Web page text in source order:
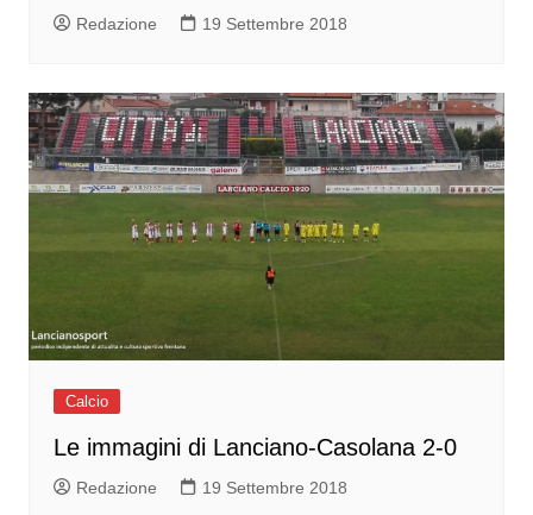
Redazione 19 Settembre 2018
Calcio
Le immagini di Lanciano-Casolana 2-0
Redazione 19 Settembre 2018